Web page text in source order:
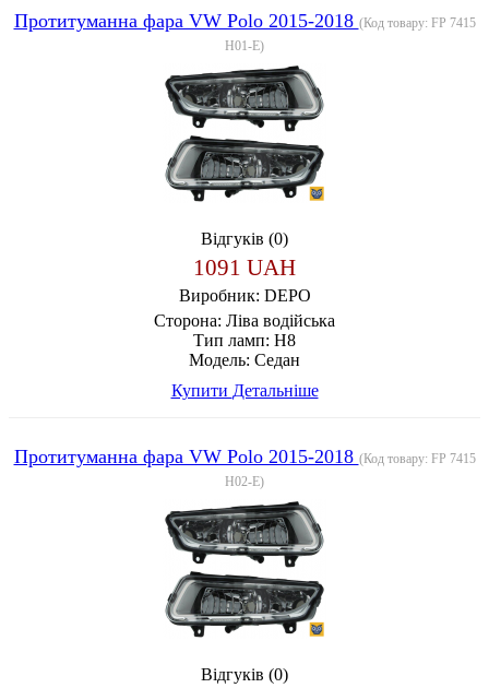
Протитуманна фара VW Polo 2015-2018 (Код товару: FP 7415
H01-E)
Відгуків (0)
1091 UAH
Виробник: DEPO
Сторона: Ліва водійська
Тип ламп: H8
Модель: Седан
Купити Детальніше
Протитуманна фара VW Polo 2015-2018 (Код товару: FP 7415
H02-E)
Відгуків (0)